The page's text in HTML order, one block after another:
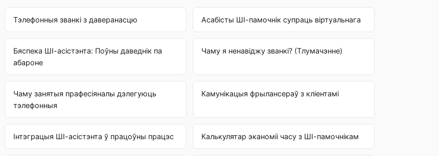
Тэлефонныя званкі з даверанасцю Асабісты ШІ-памочнік супраць віртуальнага
Бяспека ШІ-асістэнта: Поўны даведнік па
абароне
Чаму я ненавіджу званкі? (Тлумачэнне)
Чаму занятыя прафесіяналы дэлегуюць
тэлефонныя
Камунікацыя фрылансераў з кліентамі
Інтэграцыя ШІ-асістэнта ў працоўны працэс Калькулятар эканоміі часу з ШІ-памочнікам